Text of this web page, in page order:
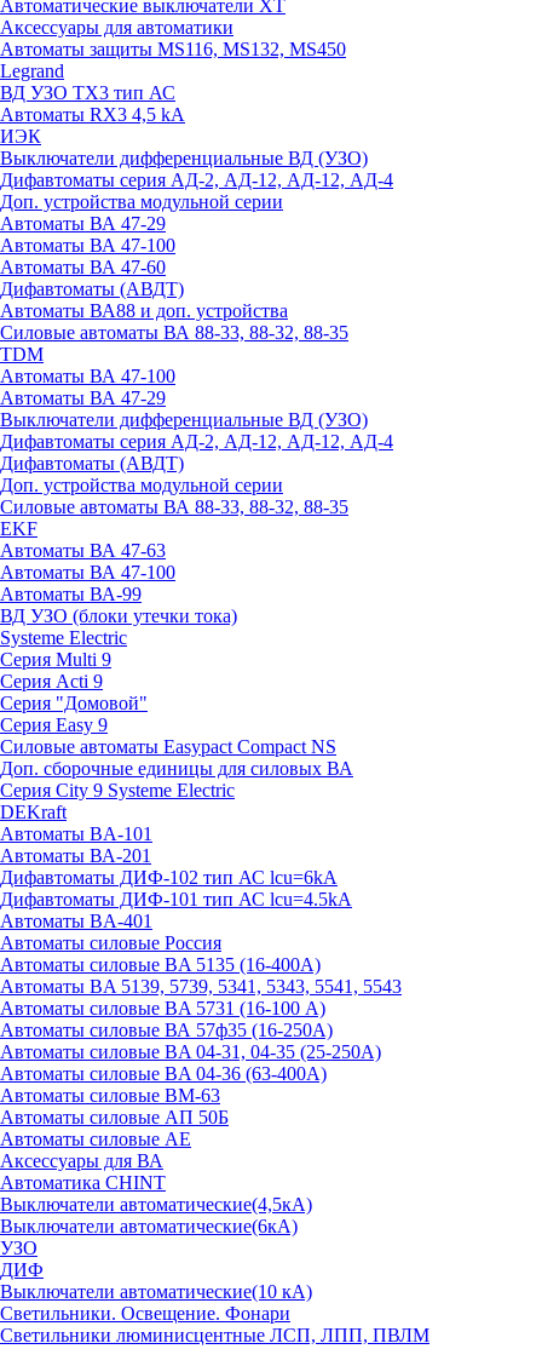
Автоматические выключатели XT
Аксессуары для автоматики
Автоматы защиты MS116, MS132, MS450
Legrand
ВД УЗО TX3 тип АС
Автоматы RX3 4,5 kA
ИЭК
Выключатели дифференциальные ВД (УЗО)
Дифавтоматы серия АД-2, АД-12, АД-12, АД-4
Доп. устройства модульной серии
Автоматы ВА 47-29
Автоматы ВА 47-100
Автоматы ВА 47-60
Дифавтоматы (АВДТ)
Автоматы ВА88 и доп. устройства
Силовые автоматы ВА 88-33, 88-32, 88-35
TDM
Автоматы ВА 47-100
Автоматы ВА 47-29
Выключатели дифференциальные ВД (УЗО)
Дифавтоматы серия АД-2, АД-12, АД-12, АД-4
Дифавтоматы (АВДТ)
Доп. устройства модульной серии
Силовые автоматы ВА 88-33, 88-32, 88-35
EKF
Автоматы ВА 47-63
Автоматы ВА 47-100
Автоматы ВА-99
ВД УЗО (блоки утечки тока)
Systeme Electric
Серия Multi 9
Серия Acti 9
Серия "Домовой"
Серия Easy 9
Силовые автоматы Easypact Compact NS
Доп. сборочные единицы для силовых ВА
Серия City 9 Systeme Electric
DEKraft
Автоматы BA-101
Автоматы ВА-201
Дифавтоматы ДИФ-102 тип АС lcu=6kA
Дифавтоматы ДИФ-101 тип АС lcu=4.5kA
Автоматы BA-401
Автоматы силовые Россия
Автоматы силовые BA 5135 (16-400А)
Автоматы BA 5139, 5739, 5341, 5343, 5541, 5543
Автоматы силовые BA 5731 (16-100 А)
Автоматы силовые ВА 57ф35 (16-250А)
Автоматы силовые BA 04-31, 04-35 (25-250А)
Автоматы силовые BA 04-36 (63-400А)
Автоматы силовые ВМ-63
Автоматы силовые АП 50Б
Автоматы силовые АЕ
Аксессуары для ВА
Автоматика CHINT
Выключатели автоматические(4,5кА)
Выключатели автоматические(6кА)
УЗО
ДИФ
Выключатели автоматические(10 кА)
Светильники. Освещение. Фонари
Светильники люминисцентные ЛСП, ЛПП, ПВЛМ